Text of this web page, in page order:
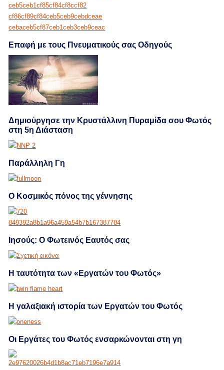
Επαφή με τους Πνευματικούς σας Οδηγούς
Δημιούργησε την Κρυστάλλινη Πυραμίδα σου Φωτός
στη 5η Διάσταση
Παράλληλη Γη
Ο Κοσμικός πόνος της γέννησης
Ιησούς: Ο Φωτεινός Εαυτός σας
Η ταυτότητα των «Εργατών του Φωτός»
Η γαλαξιακή ιστορία των Εργατών του Φωτός
Οι Εργάτες του Φωτός ενσαρκώνονται στη γη